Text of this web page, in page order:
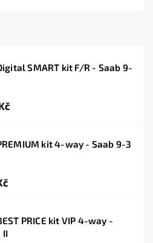
SMART kit F/R - Saab 9-
kit 4-way - Saab 9-3
PRICE kit VIP 4-way -
II